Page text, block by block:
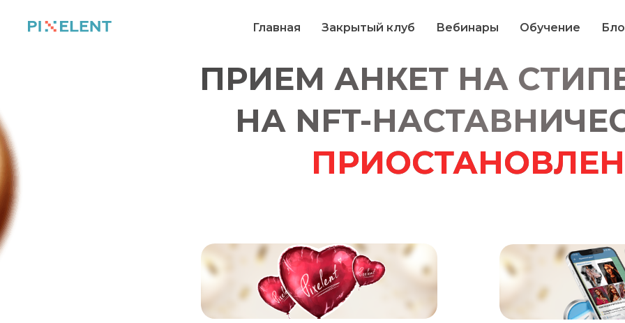
Главная Закрытый клуб Вебинары Обучение
ПРИЕМ АНКЕТ НА
НА NFT-
ПРИОСТАНОВЛЕН